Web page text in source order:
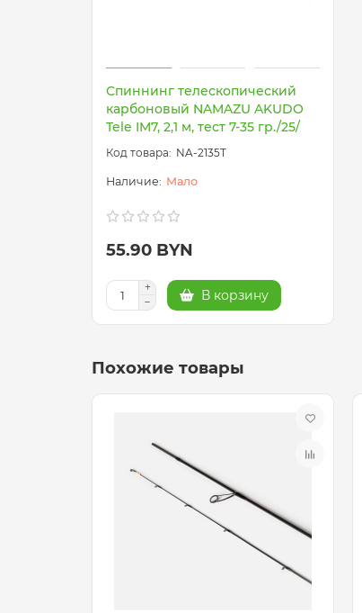
Спиннинг телескопический
карбоновый NAMAZU AKUDO
Tele IM7, 2,1 м, тест 7-35 гр./25/
NA-2135T
Мало
55.90 BYN
В корзину
Похожие товары